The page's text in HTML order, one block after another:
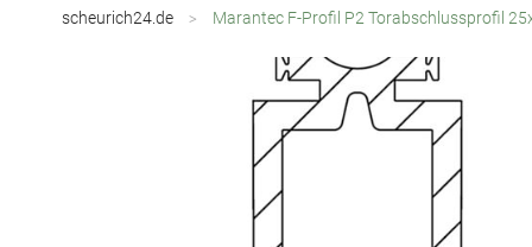
scheurich24.de Marantec F-Profil P2 Torabschlussprofil